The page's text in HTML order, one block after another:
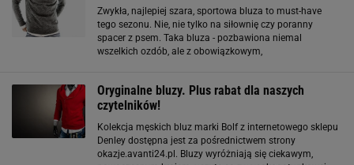
Zwykła, najlepiej szara, sportowa bluza to must-have
tego sezonu. Nie, nie tylko na siłownię czy poranny
spacer z psem. Taka bluza - pozbawiona niemal
wszelkich ozdób, ale z obowiązkowym,
Oryginalne bluzy. Plus rabat dla naszych
czytelników!
Kolekcja męskich bluz marki Bolf z internetowego sklepu
Denley dostępna jest za pośrednictwem strony
okazje.avanti24.pl. Bluzy wyróżniają się ciekawym,